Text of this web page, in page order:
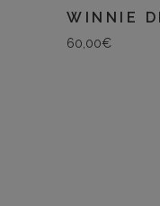
WINNIE
60,00€